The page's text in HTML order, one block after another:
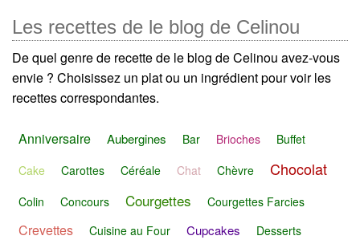
Les recettes de le blog de Celinou
De quel genre de recette de le blog de Celinou avez-vous
envie ? Choisissez un plat ou un ingrédient pour voir les
recettes correspondantes.
Anniversaire Aubergines Bar Brioches
Buffet
Cake
Carottes Céréale Chat Chèvre Chocolat
Colin Concours Courgettes Courgettes Farcies
Crevettes Cuisine au Four Cupcakes
Desserts